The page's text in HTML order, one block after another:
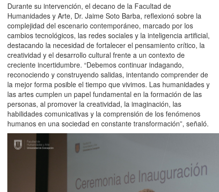
Durante su intervención, el decano de la Facultad de
Humanidades y Arte, Dr. Jaime Soto Barba, reflexionó sobre la
complejidad del escenario contemporáneo, marcado por los
cambios tecnológicos, las redes sociales y la inteligencia artificial,
destacando la necesidad de fortalecer el pensamiento crítico, la
creatividad y el desarrollo cultural frente a un contexto de
creciente incertidumbre. “Debemos continuar indagando,
reconociendo y construyendo salidas, intentando comprender de
la mejor forma posible el tiempo que vivimos. Las humanidades y
las artes cumplen un papel fundamental en la formación de las
personas, al promover la creatividad, la imaginación, las
habilidades comunicativas y la comprensión de los fenómenos
humanos en una sociedad en constante transformación”, señaló.